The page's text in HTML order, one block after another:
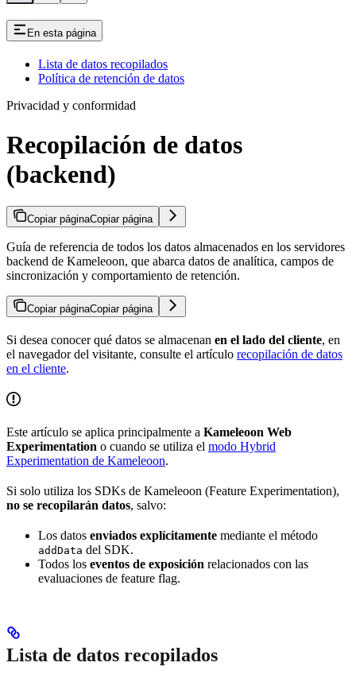
En esta página
Lista de datos recopilados
Política de retención de datos
Privacidad y conformidad
Recopilación de datos
(backend)
Copiar páginaCopiar página
Guía de referencia de todos los datos almacenados en los servidores
backend de Kameleoon, que abarca datos de analítica, campos de
sincronización y comportamiento de retención.
Copiar páginaCopiar página
Si desea conocer qué datos se almacenan en el lado del cliente, en
el navegador del visitante, consulte el artículo recopilación de datos
en el cliente.
Este artículo se aplica principalmente a Kameleoon Web
Experimentation o cuando se utiliza el modo Hybrid
Experimentation de Kameleoon.
Si solo utiliza los SDKs de Kameleoon (Feature Experimentation),
no se recopilarán datos, salvo:
Los datos enviados explícitamente mediante el método
addData del SDK.
Todos los eventos de exposición relacionados con las
evaluaciones de feature flag.
Lista de datos recopilados